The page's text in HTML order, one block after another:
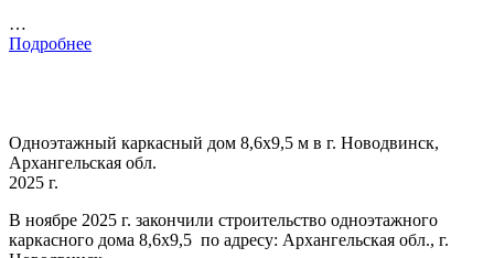
…
Подробнее
Одноэтажный каркасный дом 8,6х9,5 м в г. Новодвинск,
Архангельская обл.
2025 г.
В ноябре 2025 г. закончили строительство одноэтажного
каркасного дома 8,6х9,5 по адресу: Архангельская обл., г.